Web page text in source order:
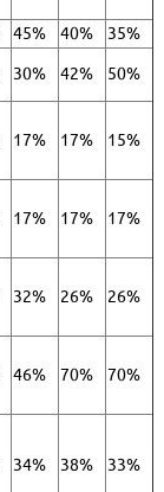
45% 40%
35%
30% 42% 50%
17% 17% 15%
17% 17% 17%
32% 26% 26%
46% 70% 70%
34% 38% 33%